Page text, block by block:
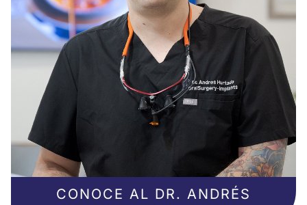
CONOCE AL DR. ANDRÉS